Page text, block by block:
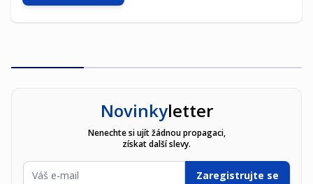
Novinkyletter
Nenechte si ujít žádnou propagaci,
získat další slevy.
E-mailová adresa
Zaregistrujte se